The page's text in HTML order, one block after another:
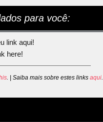
para você:
link aqui!
here!
. | Saiba mais sobre estes links aqui.